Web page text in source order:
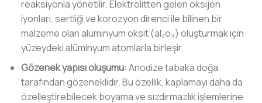
reaksiyonla yönetilir. Elektrolitten gelen oksijen
iyonları, sertliği ve korozyon direnci ile bilinen bir
malzeme olan alüminyum oksit (al₂o₃) oluşturmak için
yüzeydeki alüminyum atomlarla birleşir.
Gözenek yapısı oluşumu:Anodize tabaka doğa
tarafından gözeneklidir. Bu özellik, kaplamayı daha da
özelleştirebilecek boyama ve sızdırmazlık işlemlerine